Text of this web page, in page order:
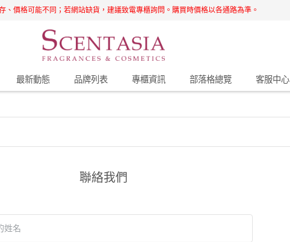
、價格可能不同；若網站缺貨，建議致電專櫃詢問。購買時價格以各通路為準。
最新動態 品牌列表 專櫃資訊 部落格總覽 客服中心
聯絡我們